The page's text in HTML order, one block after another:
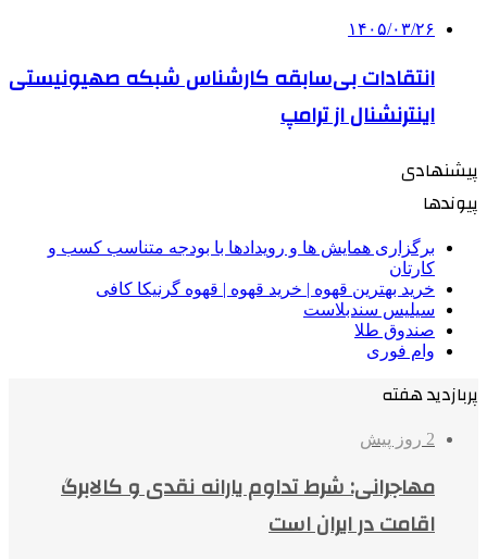
۱۴۰۵/۰۳/۲۶
انتقادات بی‌سابقه کارشناس شبکه صهیونیستی
اینترنشنال از ترامپ
پیشنهادی
پیوندها
برگزاری همایش ها و رویدادها با بودجه متناسب کسب و
کارتان
خرید بهترین قهوه | خرید قهوه | قهوه گرنیکا کافی
سیلیس سندبلاست
صندوق طلا
وام فوری
پربازدید هفته
2 روز پیش
مهاجرانی: شرط تداوم یارانه نقدی و کالابرگ
اقامت در ایران است